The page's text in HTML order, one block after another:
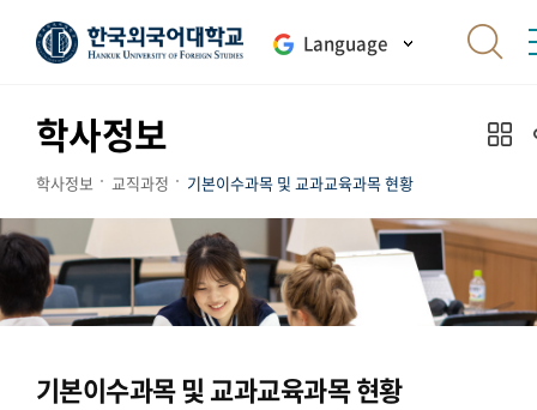
Language
학사정보
학사정보 교직과정 기본이수과목 및 교과교육과목 현황
기본이수과목 및 교과교육과목 현황